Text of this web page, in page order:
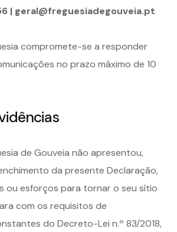
| geral@freguesiadegouveia.pt
compromete-se a responder
no prazo máximo de 10
de Gouveia não apresentou,
da presente Declaração,
ou esforços para tornar o seu sítio
com os requisitos de
do Decreto-Lei n.º 83/2018,